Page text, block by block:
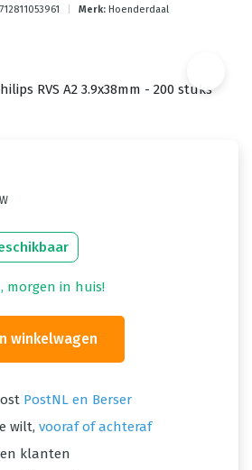
Merk: Hoenderdaal
morgen in huis!
winkelwagen
PostNL en Berser
wilt, vooraf of achteraf
klanten